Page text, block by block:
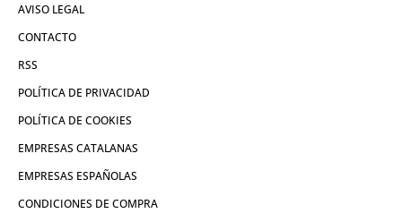
AVISO LEGAL
CONTACTO
RSS
POLÍTICA DE PRIVACIDAD
POLÍTICA DE COOKIES
EMPRESAS CATALANAS
EMPRESAS ESPAÑOLAS
CONDICIONES DE COMPRA